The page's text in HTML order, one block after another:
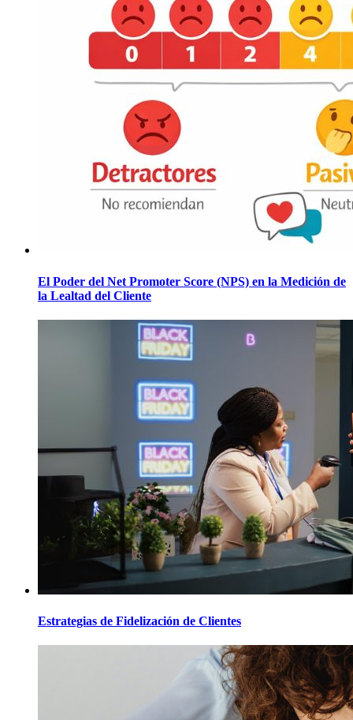
El Poder del Net Promoter Score (NPS) en la Medición de
la Lealtad del Cliente
Estrategias de Fidelización de Clientes